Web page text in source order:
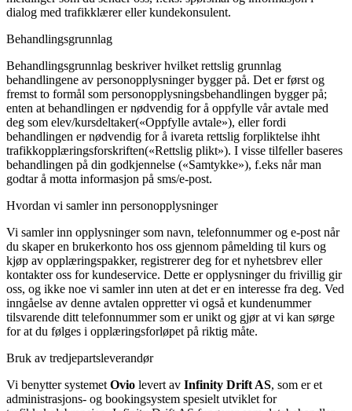
dialog med trafikklærer eller kundekonsulent.
Behandlingsgrunnlag
Behandlingsgrunnlag beskriver hvilket rettslig grunnlag
behandlingene av personopplysninger bygger på. Det er først og
fremst to formål som personopplysningsbehandlingen bygger på;
enten at behandlingen er nødvendig for å oppfylle vår avtale med
deg som elev/kursdeltaker(«Oppfylle avtale»), eller fordi
behandlingen er nødvendig for å ivareta rettslig forpliktelse ihht
trafikkopplæringsforskriften(«Rettslig plikt»). I visse tilfeller baseres
behandlingen på din godkjennelse («Samtykke»), f.eks når man
godtar å motta informasjon på sms/e-post.
Hvordan vi samler inn personopplysninger
Vi samler inn opplysninger som navn, telefonnummer og e-post når
du skaper en brukerkonto hos oss gjennom påmelding til kurs og
kjøp av opplæringspakker, registrerer deg for et nyhetsbrev eller
kontakter oss for kundeservice. Dette er opplysninger du frivillig gir
oss, og ikke noe vi samler inn uten at det er en interesse fra deg. Ved
inngåelse av denne avtalen oppretter vi også et kundenummer
tilsvarende ditt telefonnummer som er unikt og gjør at vi kan sørge
for at du følges i opplæringsforløpet på riktig måte.
Bruk av tredjepartsleverandør
Vi benytter systemet Ovio levert av Infinity Drift AS, som er et
administrasjons- og bookingsystem spesielt utviklet for